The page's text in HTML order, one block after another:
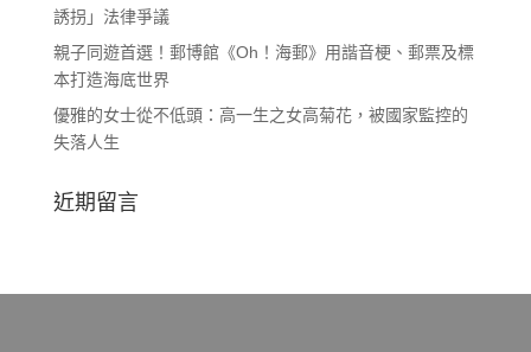
誘拐」法律爭議
親子同遊首選！郵博館《Oh！海郵》用諧音梗、郵票及標
本打造海底世界
優雅的女士從不低頭：高一生之女高菊花，被國家監控的
失落人生
近期留言